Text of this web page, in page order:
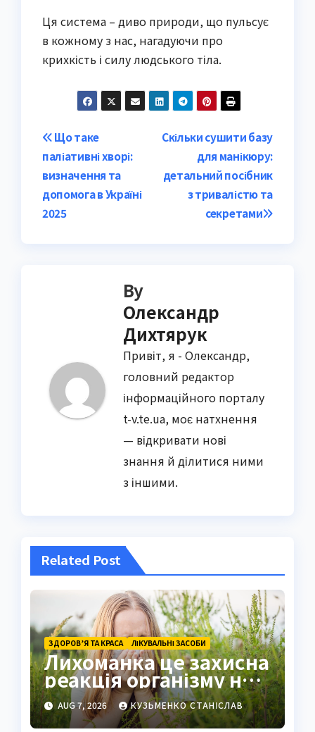
Ця система – диво природи, що пульсує
в кожному з нас, нагадуючи про
крихкість і силу людського тіла.
Post
navigation
Скільки сушити базу
для манікюру:
детальний посібник
з тривалістю та
секретами
Що таке
паліативні хворі:
визначення та
допомога в Україні
2025
By
Олександр
Дихтярук
Привіт, я - Олександр,
головний редактор
інформаційного порталу
t-v.te.ua, моє натхнення
— відкривати нові
знання й ділитися ними
з іншими.
Related Post
ЗДОРОВ’Я ТА КРАСА ЛІКУВАЛЬНІ ЗАСОБИ
Лихоманка це захисна
реакція організму на
інфекцію
AUG 7, 2026 КУЗЬМЕНКО СТАНІСЛАВ